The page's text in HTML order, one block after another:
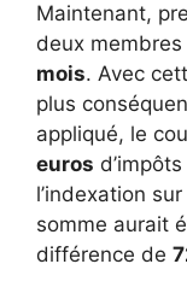
Maintenant,
deux
mois. Avec
plus
appliqué, le
euros
l’indexation
somme aurait
différence de